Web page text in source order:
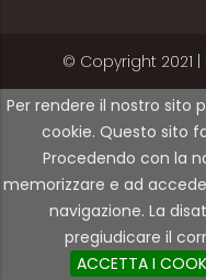
Per rendere il nostro sito
cookie. Questo sito
Procedendo con la
memorizzare e ad
navigazione. La
pregiudicare il
ACCETTA I
© Copyright 2021 |